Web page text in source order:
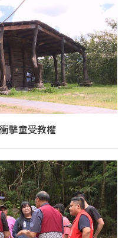
擊童受教權